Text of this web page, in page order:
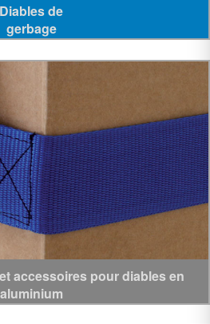
Diables de
gerbage
accessoires pour diables en
aluminium